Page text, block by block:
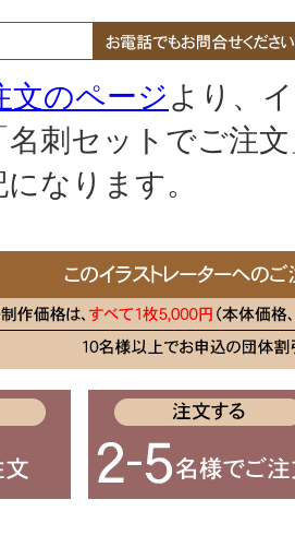
文のページより、
名刺セットでご注
なります。